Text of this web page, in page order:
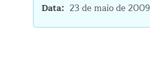
Data 23 de maio de 2009